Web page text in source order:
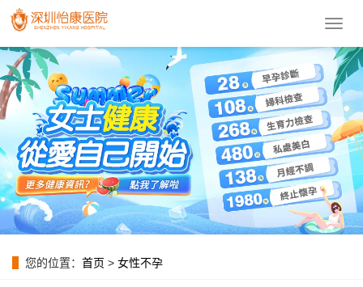
導
菜
單
您的位置： 首页 > 女性不孕